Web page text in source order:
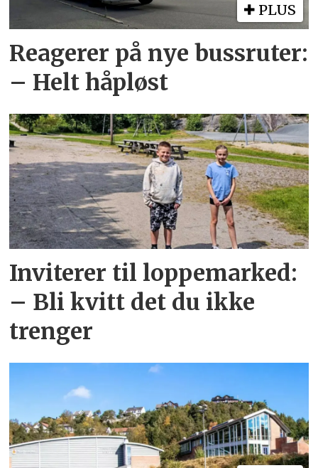
PLUS
Reagerer på nye bussruter:
– Helt håpløst
Inviterer til loppemarked:
– Bli kvitt det du ikke
trenger